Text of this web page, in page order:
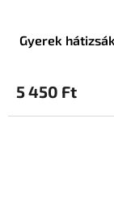
Gyerek
5 450 Ft